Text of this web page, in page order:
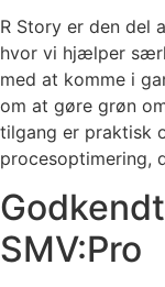
R Story er den del
hvor vi hjælper
med at komme i
om at gøre grøn
tilgang er praktisk
procesoptimering,
SMV:Pro